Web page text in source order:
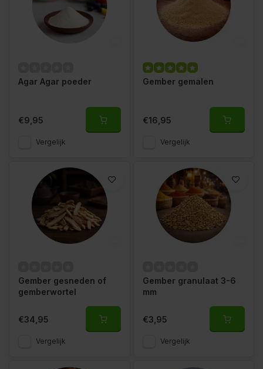
Agar Agar poeder
€9,95
Vergelijk
Gember gemalen
€16,95
Vergelijk
Gember gesneden of
gemberwortel
€34,95
Vergelijk
Gember granulaat 3-6
mm
€3,95
Vergelijk